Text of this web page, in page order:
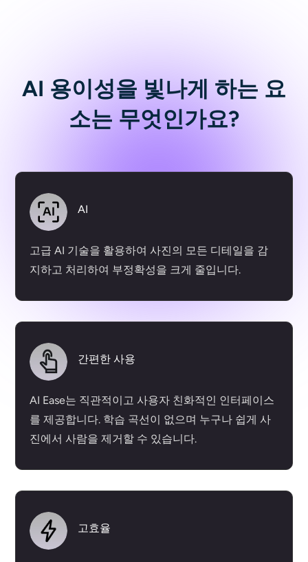
AI 용이성을 빛나게 하는 요
소는 무엇인가요?
AI
고급 AI 기술을 활용하여 사진의 모든 디테일을 감
지하고 처리하여 부정확성을 크게 줄입니다.
간편한 사용
AI Ease는 직관적이고 사용자 친화적인 인터페이스
를 제공합니다. 학습 곡선이 없으며 누구나 쉽게 사
진에서 사람을 제거할 수 있습니다.
고효율